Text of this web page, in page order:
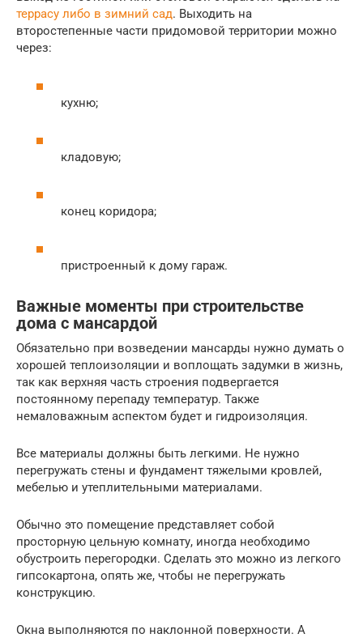
террасу либо в зимний сад. Выходить на
второстепенные части придомовой территории можно
через:
кухню;
кладовую;
конец коридора;
пристроенный к дому гараж.
Важные моменты при строительстве
дома с мансардой
Обязательно при возведении мансарды нужно думать о
хорошей теплоизоляции и воплощать задумки в жизнь,
так как верхняя часть строения подвергается
постоянному перепаду температур. Также
немаловажным аспектом будет и гидроизоляция.
Все материалы должны быть легкими. Не нужно
перегружать стены и фундамент тяжелыми кровлей,
мебелью и утеплительными материалами.
Обычно это помещение представляет собой
просторную цельную комнату, иногда необходимо
обустроить перегородки. Сделать это можно из легкого
гипсокартона, опять же, чтобы не перегружать
конструкцию.
Окна выполняются по наклонной поверхности. А